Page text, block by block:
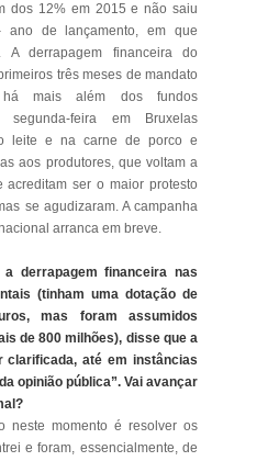
dos 12% em 2015 e não saiu
de lançamento, em que
A derrapagem financeira do
três meses de mandato
mais além dos fundos
segunda-feira em Bruxelas
leite e na carne de porco e
aos produtores, que voltam a
ser o maior protesto
se agudizaram. A campanha
arranca em breve.
derrapagem financeira nas
(tinham uma dotação de
mas foram assumidos
de 800 milhões), disse que a
clarificada, até em instâncias
opinião pública”. Vai avançar
neste momento é resolver os
e foram, essencialmente, de